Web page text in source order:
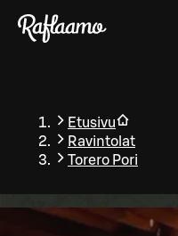
Siirry pääsisältöön
Etusivu
Ravintolat
Torero Pori